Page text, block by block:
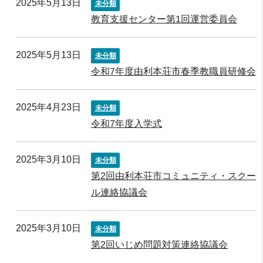
2025年5月13日 未分類
教育支援センター第1回運営委員会
2025年5月13日 未分類
令和7年度由利本荘市春季教職員研修会
2025年4月23日 未分類
令和7年度入学式
2025年3月10日 未分類
第2回由利本荘市コミュニティ・スクー
ル連絡協議会
2025年3月10日 未分類
第2回いじめ問題対策連絡協議会